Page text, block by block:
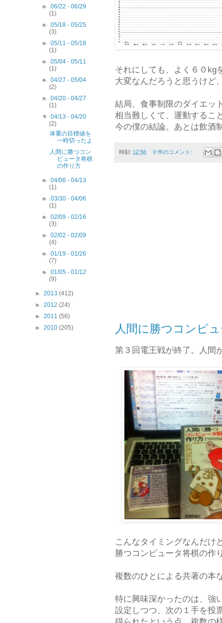
それにしても、よく６０kg
大変なんだろうと思うけど
結局、食事制限のダイエッ
相当難しくて、運動するこ
今の僕の結論。あとは飲酒
時刻: 12:56 0 件のコメント:
人間に勝つコンピ
第３回電王戦が終了。人間
こんなタイミングなんだけ
勝つコンピュータ将棋の作
複数のひとによる共著の本
特に興味深かったのは、強
設定しつつ、次の１手を投
►06/22 - 06/29
(1)
►05/18 - 05/25
(3)
►05/11 - 05/18
(1)
►05/04 - 05/11
(1)
►04/27 - 05/04
(2)
►04/20 - 04/27
(1)
▼04/13 - 04/20
(2)
体重の目標値を
一時切ったよ
人間に勝つコン
ピュータ将棋
の作り方
►04/06 - 04/13
(1)
►03/30 - 04/06
(1)
►02/09 - 02/16
(3)
►02/02 - 02/09
(4)
►01/19 - 01/26
(7)
►01/05 - 01/12
(9)
► 2013 (412)
► 2012 (24)
► 2011 (56)
► 2010 (205)